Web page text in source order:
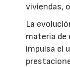
viviendas,
La
materia de
impulsa el